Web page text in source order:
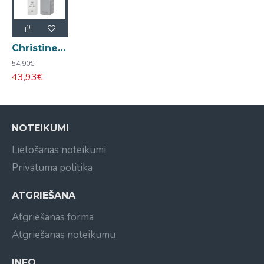
Christine Mor Lysa Mor Anti-age Filler Pretnovecošanās filleris sejai un kaklam 30 ml
54,90€
43,93€
NOTEIKUMI
Lietošanas noteikumi
Privātuma politika
ATGRIEŠANA
Atgriešanas forma
Atgriešanas noteikumu